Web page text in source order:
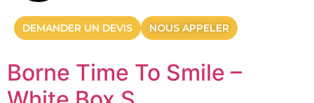
DEMANDER UN DEVIS NOUS APPELER
Borne Time To Smile –